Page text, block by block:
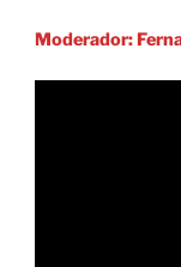
Moderador: